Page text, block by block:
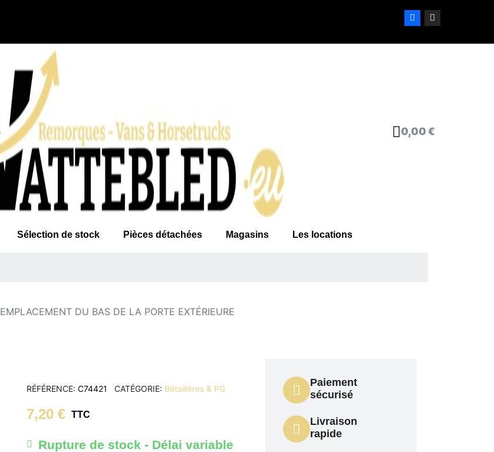
0,00 €
Sélection de stock Pièces détachées Magasins Les locations
EMPLACEMENT DU BAS DE LA PORTE EXTÉRIEURE
RÉFÉRENCE C74421 CATÉGORIE Bétaillères & PG
7,20 € TTC
Rupture de stock - Délai variable
Paiement
sécurisé
Livraison
rapide